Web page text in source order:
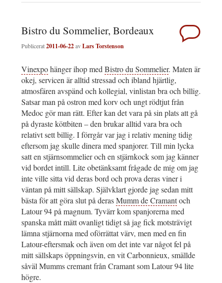
Bistro du Sommelier, Bordeaux
Publicerat2011-06-22avLars Torstenson
Vinexpohänger ihop med Bistro du Sommelier. Maten är
okej, servicen är alltid stressad och ibland hjärtlig,
atmosfären avspänd och kollegial, vinlistan bra och billig.
Satsar man på ostron med korv och ungt rödtjut från
Medoc gör man rätt. Efter kan det vara på sin plats att gå
på dyraste köttbiten – den brukar alltid vara bra och
relativt sett billig. I förrgår var jag i relativ mening tidig
eftersom jag skulle dinera med spanjorer. Till min lycka
satt en stjärnsommelier och en stjärnkock som jag känner
vid bordet intill. Lite obetänksamt frågade de mig om jag
inte ville sitta vid deras bord och prova deras viner i
väntan på mitt sällskap. Självklart gjorde jag sedan mitt
bästa för att göra slut på derasMumm de Cramantoch
Latour 94 på magnum. Tyvärr kom spanjorerna med
spanska mått mätt ovanligt tidigt så jag fick motsträvigt
lämna stjärnorna med oförrättat värv, men med en fin
Latour-eftersmak och även om det inte var något fel på
mitt sällskaps öppningsvin, en vit Carbonnieux, smällde
såväl Mumms cremant från Cramant som Latour 94 lite
högre.